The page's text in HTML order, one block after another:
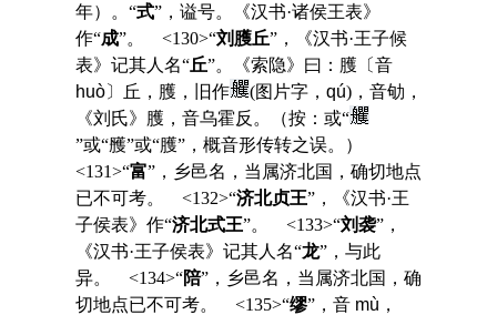
年）。“式”，谥号。《汉书·诸侯王表》
作“成”。 <130>“刘臒丘”，《汉书·王子候
表》记其人名“丘”。《索隐》曰：臒〔音
huò〕丘，臒，旧作 (图片字， qú)，音劬，
《刘氏》臒，音乌霍反。（按：或“
”或“雘”或“臒”，概音形传转之误。）
<131>“富”，乡邑名，当属济北国，确切地点
已不可考。 <132>“济北贞王”，《汉书·王
子侯表》作“济北式王”。 <133>“刘袭”，
《汉书·王子侯表》记其人名“龙”，与此
异。 <134>“陪”，乡邑名，当属济北国，确
切地点已不可考。 <135>“缪”，音 mù ，